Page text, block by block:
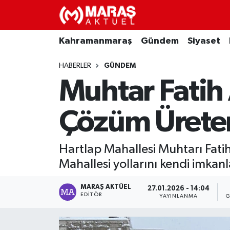
Kahramanmaraş Gündem Siyaset
HABERLER GÜNDEM
Muhtar Fatih
Çözüm
Hartlap Mahallesi Muhtarı
Mahallesi yollarını kendi
MARAŞ AKTÜEL
EDITÖR
27.01.2026 - 14:04
YAYINLANMA
Kahramanmaraş
Gündem
Ekonomi
Teknoloji
Nöbetçi Eczaneler
Hava Durumu
Namaz Vakitleri
Trafik Durumu
TFF 3.Lig 4.Grup Puan Durumu ve Fikstür
Tüm Manşetler
Son Dakika Haberleri
Haber Arşivi